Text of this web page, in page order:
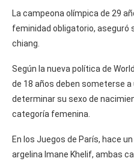
La campeona olímpica de 29
feminidad obligatorio, aseguró
chiang.
Según la nueva política de
de 18 años deben someterse
determinar su sexo de
categoría femenina.
En los Juegos de París, hace
argelina Imane Khelif, ambas